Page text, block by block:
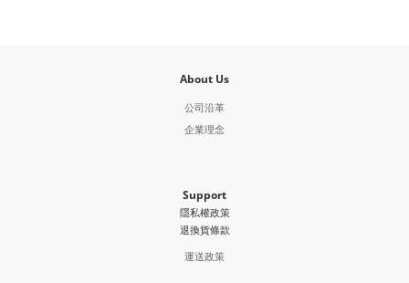
About Us
公司沿革
企業理念
Support
隱私權政策
退換貨條款
運送政策